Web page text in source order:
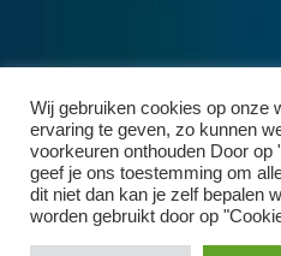
Wij gebruiken cookies op onze
ervaring te geven, zo kunnen
voorkeuren onthouden Door
geef je ons toestemming om
dit niet dan kan je zelf bepalen
worden gebruikt door op